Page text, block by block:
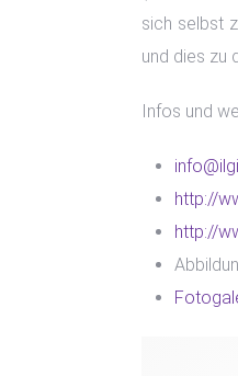
sich selbst
und dies zu
Infos und
http://
http://